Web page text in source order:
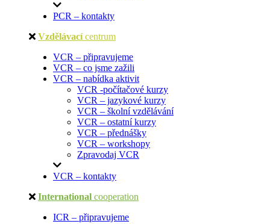
PCR – kontakty
Vzdělávací centrum
VCR – připravujeme
VCR – co jsme zažili
VCR – nabídka aktivit
VCR -počítačové kurzy
VCR – jazykové kurzy
VCR – školní vzdělávání
VCR – ostatní kurzy
VCR – přednášky
VCR – workshopy
Zpravodaj VCR
VCR – kontakty
International cooperation
ICR – připravujeme